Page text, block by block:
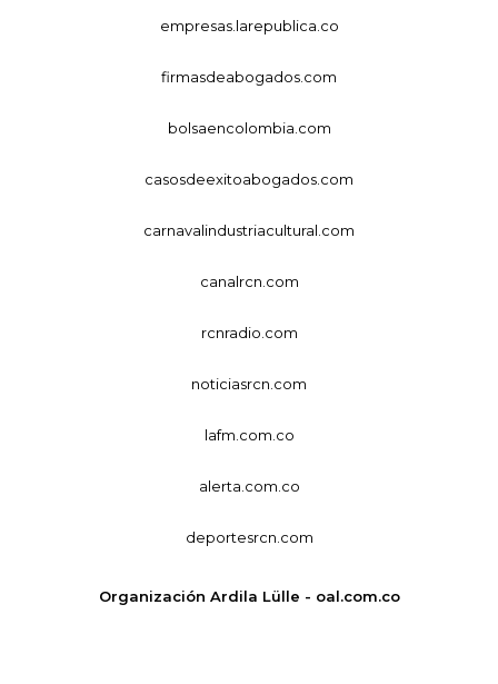
empresas.larepublica.co
firmasdeabogados.com
bolsaencolombia.com
casosdeexitoabogados.com
carnavalindustriacultural.com
canalrcn.com
rcnradio.com
noticiasrcn.com
lafm.com.co
alerta.com.co
deportesrcn.com
Organización Ardila Lülle - oal.com.co